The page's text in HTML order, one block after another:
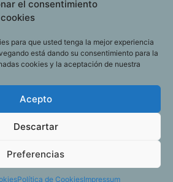
el consentimiento
para que usted tenga la mejor experiencia
está dando su consentimiento para la
cookies y la aceptación de nuestra
Acepto
Descartar
Preferencias
Política de CookiesImpressum